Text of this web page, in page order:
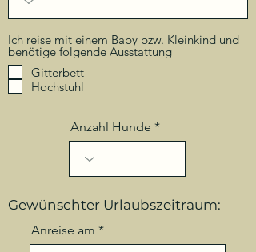
Ich reise mit einem Baby bzw. Kleinkind und
benötige folgende Ausstattung
Gitterbett
Hochstuhl
Anzahl Hunde
Gewünschter Urlaubszeitraum:
Anreise am *r
e